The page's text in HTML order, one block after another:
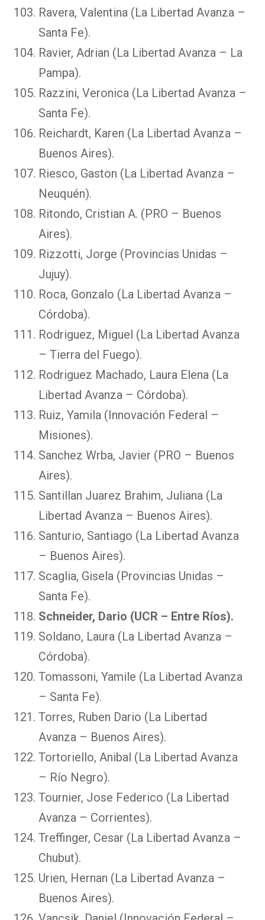
Ravera, Valentina (La Libertad Avanza –
Santa Fe).
Ravier, Adrian (La Libertad Avanza – La
Pampa).
Razzini, Veronica (La Libertad Avanza –
Santa Fe).
Reichardt, Karen (La Libertad Avanza –
Buenos Aires).
Riesco, Gaston (La Libertad Avanza –
Neuquén).
Ritondo, Cristian A. (PRO – Buenos
Aires).
Rizzotti, Jorge (Provincias Unidas –
Jujuy).
Roca, Gonzalo (La Libertad Avanza –
Córdoba).
Rodriguez, Miguel (La Libertad Avanza
– Tierra del Fuego).
Rodriguez Machado, Laura Elena (La
Libertad Avanza – Córdoba).
Ruiz, Yamila (Innovación Federal –
Misiones).
Sanchez Wrba, Javier (PRO – Buenos
Aires).
Santillan Juarez Brahim, Juliana (La
Libertad Avanza – Buenos Aires).
Santurio, Santiago (La Libertad Avanza
– Buenos Aires).
Scaglia, Gisela (Provincias Unidas –
Santa Fe).
Schneider, Dario (UCR – Entre Ríos).
Soldano, Laura (La Libertad Avanza –
Córdoba).
Tomassoni, Yamile (La Libertad Avanza
– Santa Fe).
Torres, Ruben Dario (La Libertad
Avanza – Buenos Aires).
Tortoriello, Anibal (La Libertad Avanza
– Río Negro).
Tournier, Jose Federico (La Libertad
Avanza – Corrientes).
Treffinger, Cesar (La Libertad Avanza –
Chubut).
Urien, Hernan (La Libertad Avanza –
Buenos Aires).